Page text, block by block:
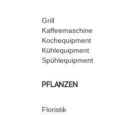
Grill
Kaffeemaschine
Kochequipment
Kühlequipment
Spühlequipment
PFLANZEN
Floristik